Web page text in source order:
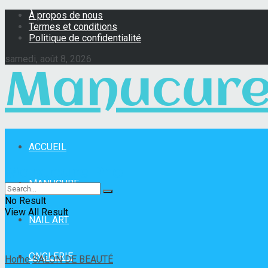
À propos de nous
Termes et conditions
Politique de confidentialité
samedi, août 8, 2026
ACCUEIL
MANUCURE
NAIL ART
ONGLERIE
No Result
View All Result
Home SALON DE BEAUTÉ